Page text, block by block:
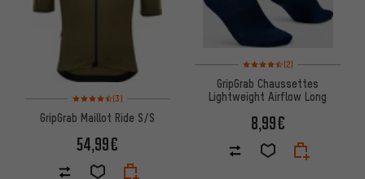
Note moyenne : 4,5 sur 5 d'après 3 avis
(3)
GripGrab Maillot Ride S/S
54,99€
Note moyenne : 4,5 sur 5
(2)
GripGrab Chaussettes
Lightweight Airflow Long
8,99€